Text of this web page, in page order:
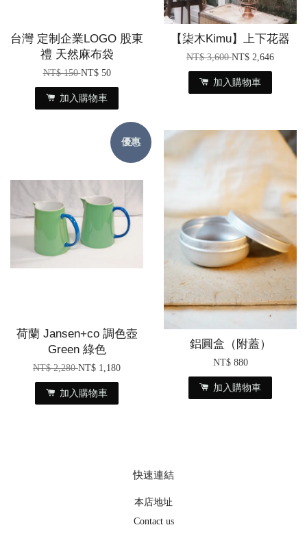
台灣 定制企業LOGO 股東
禮 天然麻布袋
NT$ 150NT$ 50
加入購物車
【柒木Kimu】上下花器
NT$ 3,600NT$ 2,646
加入購物車
優惠
荷蘭 Jansen+co 調色壺
Green 綠色
NT$ 2,280NT$ 1,180
加入購物車
鋁圓盒（附蓋）
NT$ 880
加入購物車
快速連結
本店地址
Contact us